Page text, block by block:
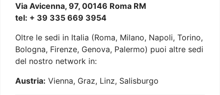
Via Avicenna, 97, 00146 Roma RM
tel: + 39 335 669 3954
Oltre le sedi in Italia (Roma, Milano, Napoli, Torino,
Bologna, Firenze, Genova, Palermo) puoi altre sedi
del nostro network in:
Austria: Vienna, Graz, Linz, Salisburgo